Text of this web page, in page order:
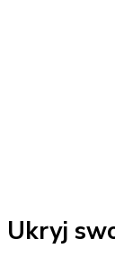
Ukryj